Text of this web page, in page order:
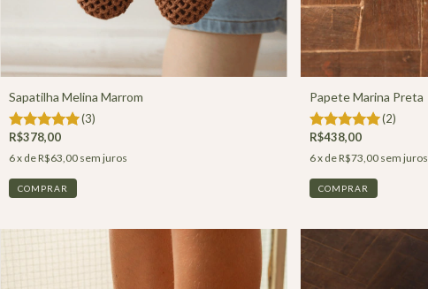
Sapatilha Melina Marrom
(3)
R$378,00
6x deR$63,00 sem juros
COMPRAR
Papete Marina Preta
(2)
R$438,00
6x deR$73,00 sem juros
COMPRAR